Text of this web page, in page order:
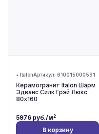
• ItalonАртикул: 610015000591
Керамогранит Italon Шарм
Эдванс Силк Грэй Люкс
80x160
5976 руб./м2
В корзину